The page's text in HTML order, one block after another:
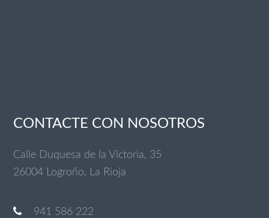
CONTACTE CON NOSOTROS
Calle Duquesa de la Victoria, 35
26004 Logroño, La Rioja
941 586 222